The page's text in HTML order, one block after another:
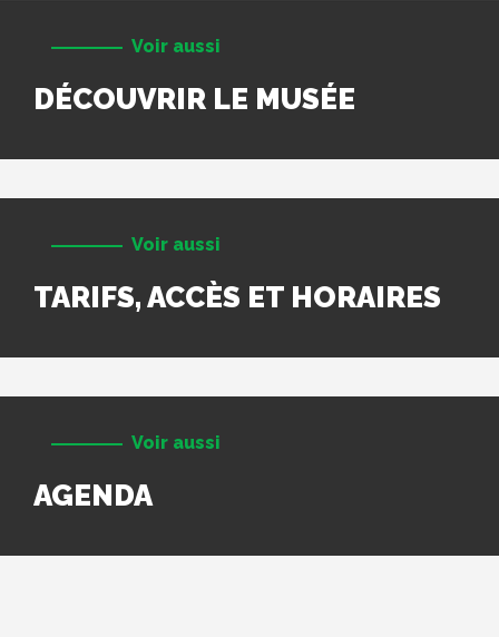
Voir aussi
DÉCOUVRIR LE MUSÉE
Voir aussi
TARIFS, ACCÈS ET HORAIRES
Voir aussi
AGENDA